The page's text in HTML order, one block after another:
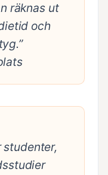
räknas ut
och
studenter,